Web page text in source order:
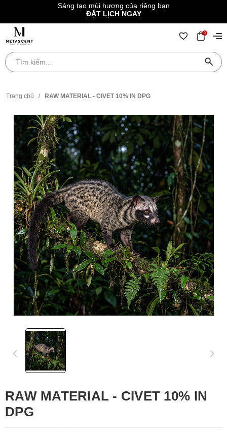
Sáng tạo mùi hương của riêng bạn
ĐẶT LỊCH NGAY
0
Trang chủ / RAW MATERIAL - CIVET 10% IN DPG
RAW MATERIAL - CIVET 10% IN
DPG